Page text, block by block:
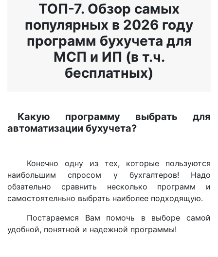
ТОП-7. Обзор самых
популярных в 2026 году
программ бухучета для
МСП и ИП (в т.ч.
бесплатных)
Какую программу выбрать для
автоматизации бухучета?
Конечно одну из тех, которые пользуются
наибольшим спросом у бухгалтеров! Надо
обзательно сравнить несколько программ и
самостоятелньно выбрать наиболее подходящую.
Постараемся Вам помочь в выборе самой
удобной, понятной и надежной программы!